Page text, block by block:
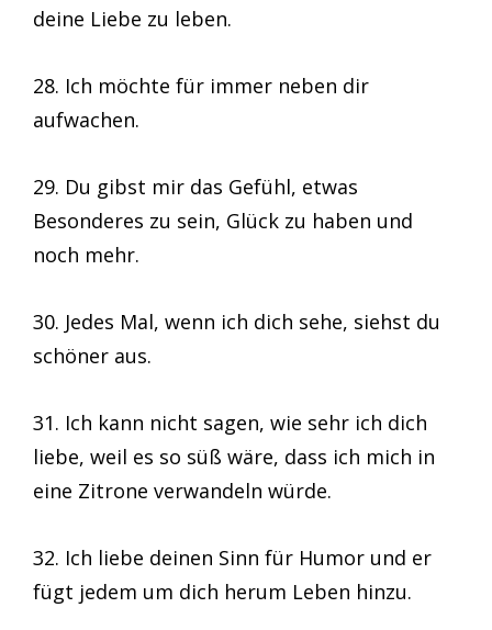
deine Liebe zu leben.
28. Ich möchte für immer neben dir
aufwachen.
29. Du gibst mir das Gefühl, etwas
Besonderes zu sein, Glück zu haben und
noch mehr.
30. Jedes Mal, wenn ich dich sehe, siehst du
schöner aus.
31. Ich kann nicht sagen, wie sehr ich dich
liebe, weil es so süß wäre, dass ich mich in
eine Zitrone verwandeln würde.
32. Ich liebe deinen Sinn für Humor und er
fügt jedem um dich herum Leben hinzu.